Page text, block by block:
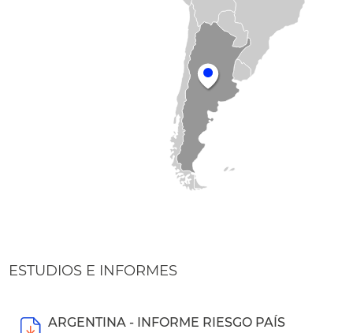
ESTUDIOS E INFORMES
ARGENTINA - INFORME RIESGO PAÍS